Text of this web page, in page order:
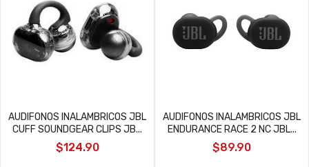
AUDIFONOS INALAMBRICOS JBL
CUFF SOUNDGEAR CLIPS JB...
$124.90
AUDIFONOS INALAMBRICOS JBL
ENDURANCE RACE 2 NC JBL...
$89.90